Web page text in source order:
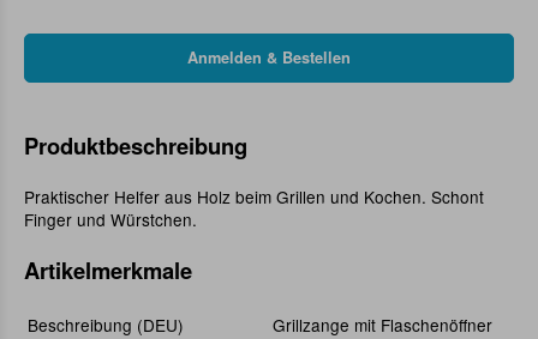
Produktbeschreibung
Praktischer Helfer aus Holz beim Grillen und Kochen. Schont
Finger und Würstchen.
Artikelmerkmale
Beschreibung (DEU)
Grillzange mit Flaschenöffner